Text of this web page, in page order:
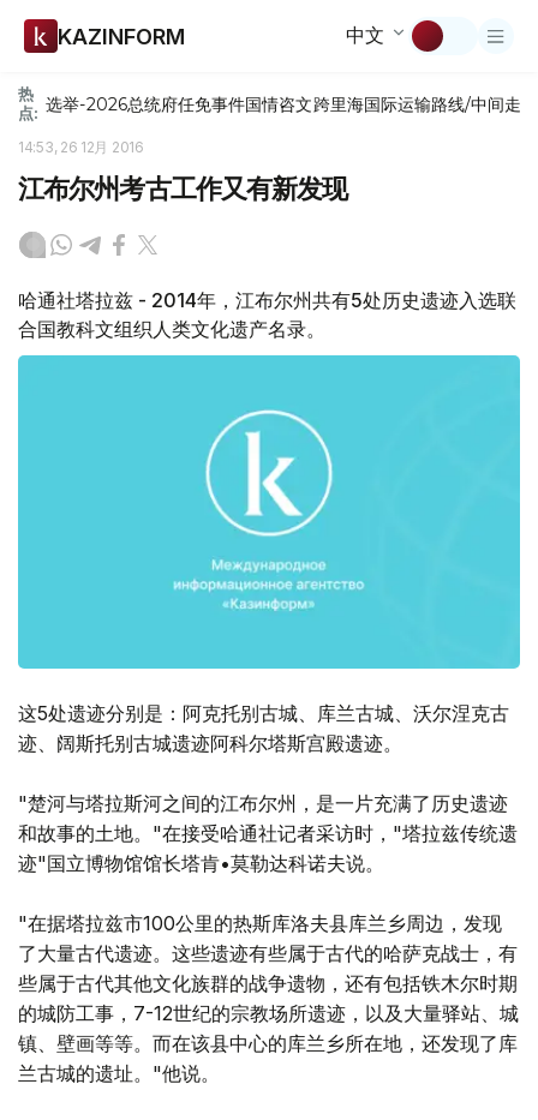
KAZINFORM 中文
热
点: 选举-2026总统府任免事件国情咨文跨里海国际运输路线/中间走廊
14:53, 26 12月 2016
江布尔州考古工作又有新发现
哈通社塔拉兹 - 2014年，江布尔州共有5处历史遗迹入选联
合国教科文组织人类文化遗产名录。
这5处遗迹分别是：阿克托别古城、库兰古城、沃尔涅克古
迹、阔斯托别古城遗迹阿科尔塔斯宫殿遗迹。
"楚河与塔拉斯河之间的江布尔州，是一片充满了历史遗迹
和故事的土地。"在接受哈通社记者采访时，"塔拉兹传统遗
迹"国立博物馆馆长塔肯•莫勒达科诺夫说。
"在据塔拉兹市100公里的热斯库洛夫县库兰乡周边，发现
了大量古代遗迹。这些遗迹有些属于古代的哈萨克战士，有
些属于古代其他文化族群的战争遗物，还有包括铁木尔时期
的城防工事，7-12世纪的宗教场所遗迹，以及大量驿站、城
镇、壁画等等。而在该县中心的库兰乡所在地，还发现了库
兰古城的遗址。"他说。